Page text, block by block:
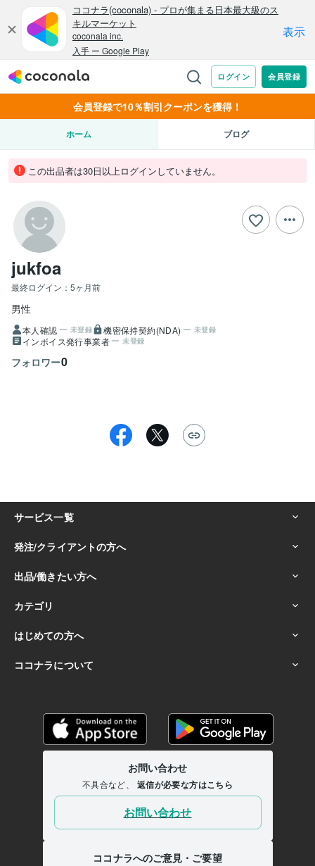
会員登録で10％割引クーポンを獲得！
ホーム ブログ
この出品者は30日以上ログインしていません。
jukfoa
最終ログイン： 5ヶ月前
男性
本人確認 未登録 機密保持契約(NDA) 未登録
インボイス発行事業者 未登録
フォロワー0